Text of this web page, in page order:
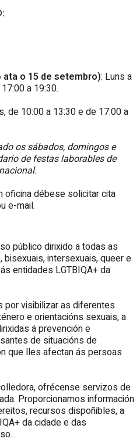
:
ata o 15 de setembro): Luns a
a 19:30.
de 10:00 a 13:30 e de 17:00 a
os sábados, domingos e
de festas laborables de
oficina débese solicitar cita
e-mail.
público dirixido a todas as
intersexuais, queer e
entidades LGTBIQA+ da
por visibilizar as diferentes
e orientacións sexuais, a
á prevención e
de situacións de
que lles afectan ás persoas
ofrécense servizos de
Proporcionamos información
recursos dispoñibles, a
da cidade e das